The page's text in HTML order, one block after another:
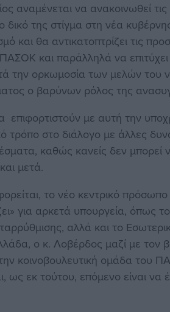
αναμένεται να ανακοινωθεί
δικό της στίγμα στη νέα
και θα αντικατοπτρίζει τις
και παράλληλά να επιτύχει
την ορκωμοσία των μελών του
ο βαρύνων ρόλος της
με αυτή την
τρόπο στο διάλογο με άλλες
καθώς κανείς δεν μπορεί να
μετά.
το νέο κεντρικό
για αρκετά υπουργεία, όπως
αλλά και το
ο κ. Λοβέρδος μαζί με τον
κοινοβουλευτική ομάδα του
ως εκ τούτου, επόμενο είναι να